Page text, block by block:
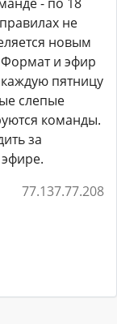
не
новым
и эфир
пятницу
слепые
команды.
за
77.137.77.208